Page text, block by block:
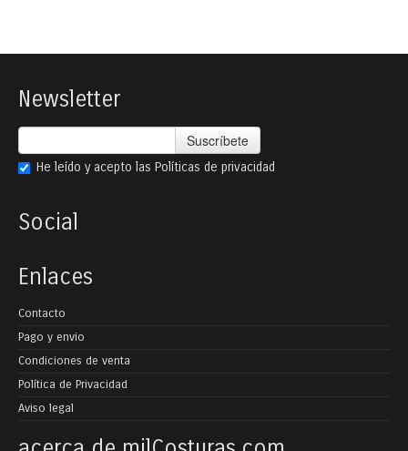
Newsletter
Suscríbete
He leído y acepto las Políticas de privacidad
Social
Enlaces
Contacto
Pago y envio
Condiciones de venta
Política de Privacidad
Aviso legal